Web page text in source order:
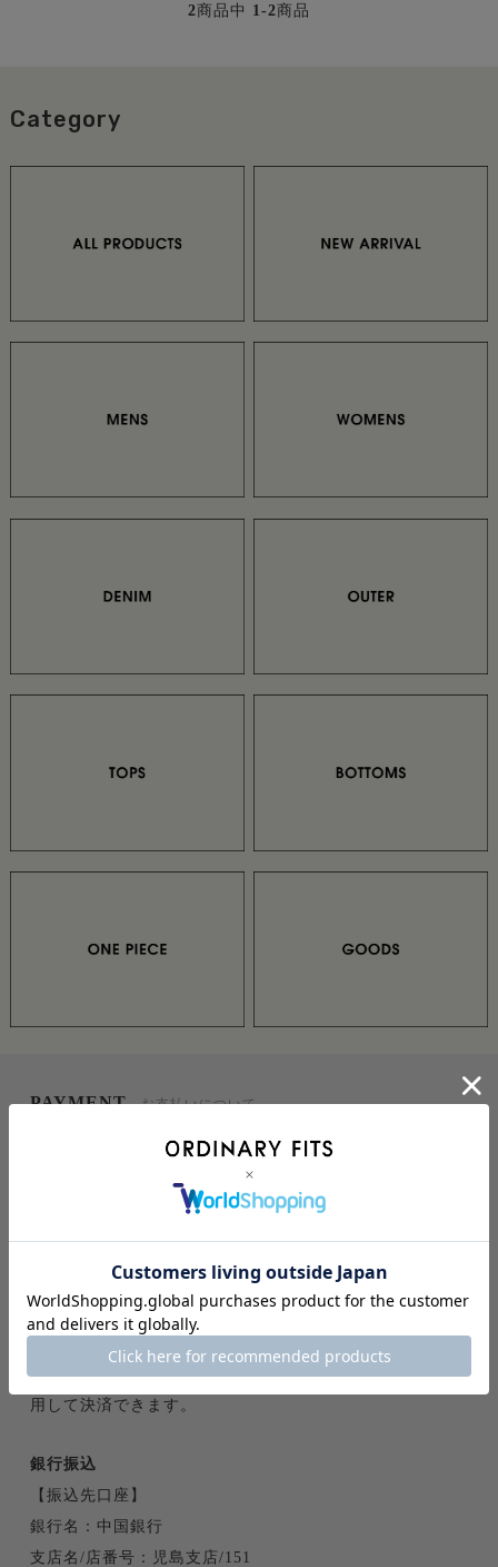
2商品中 1-2商品
Category
PAYMENT お支払いについて
VISA,ダイナース,マスターカード,JCB,アメリカン・エキス
Amazonのアカウントに登録された配送先や支払い方法を利
用して決済できます。
銀行振込
【振込先口座】
銀行名：中国銀行
支店名/店番号：児島支店/151